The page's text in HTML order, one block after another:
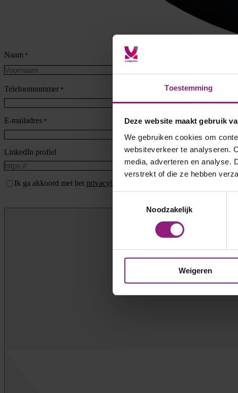
Toestemming
Deze website maakt gebruik
We gebruiken cookies om
websiteverkeer te analyseren.
media, adverteren en analyse.
verstrekt of die ze hebben
Noodzakelijk
Weigeren
Naam *
Telefoonnummer *
E-mailadres *
LinkedIn profiel
Instemming
Ik ga akkoord met het privacybeleid